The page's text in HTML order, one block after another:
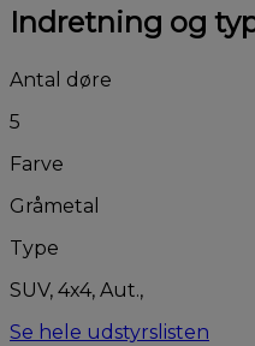
Indretning og
Antal døre
5
Farve
Gråmetal
Type
SUV, 4x4, Aut.,
Se hele udstyrslisten